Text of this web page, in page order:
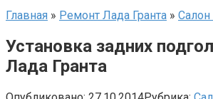
Главная » Ремонт Лада Гранта » Салон
Установка задних
Лада Гранта